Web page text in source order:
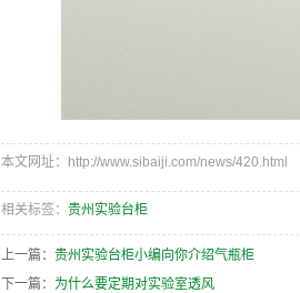
本文网址：http://www.sibaiji.com/news/420.html
相关标签： 贵州实验台柜
上一篇： 贵州实验台柜小编向你介绍气瓶柜
下一篇： 为什么要定期对实验室透风